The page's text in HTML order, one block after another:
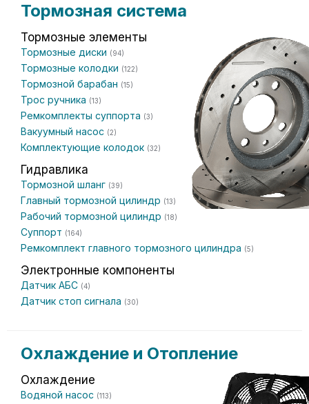
Тормозная система
Тормозные элементы
Тормозные диски (94)
Тормозные колодки (122)
Тормозной барабан (15)
Трос ручника (13)
Ремкомплекты суппорта (3)
Вакуумный насос (2)
Комплектующие колодок (32)
Гидравлика
Тормозной шланг (39)
Главный тормозной цилиндр (13)
Рабочий тормозной цилиндр (18)
Суппорт (164)
Ремкомплект главного тормозного цилиндра (5)
Электронные компоненты
Датчик АБС (4)
Датчик стоп сигнала (30)
Охлаждение и Отопление
Охлаждение
Водяной насос (113)